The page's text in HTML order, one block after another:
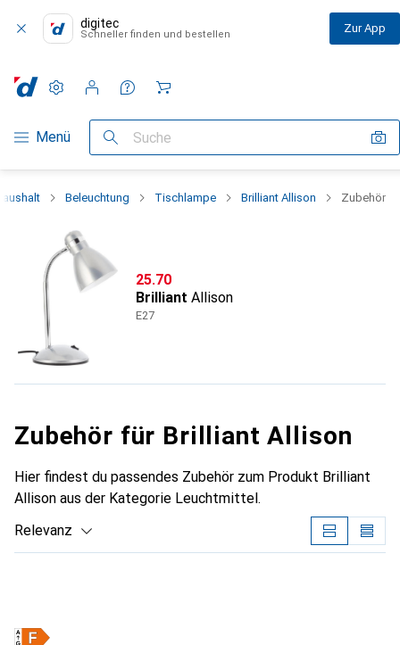
digitec
Schneller finden und bestellen Zur App
Navigation nach Kategorien
Menü Suche
Einstellungen
Kundenkonto
Vergleichslisten
Merklisten
Warenkorb
Beleuchtung Tischlampe Brilliant Allison Zubehör
CHF
25.70
Brilliant Allison
E27
Zubehör für Brilliant Allison
Hier findest du passendes Zubehör zum Produkt Brilliant
Allison aus der Kategorie Leuchtmittel.
Relevanz